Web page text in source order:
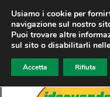
Usiamo i cookie per
navigazione sul nostro
Puoi trovare altre
sul sito o disabilitarli nelle
Accetta Rifiuta